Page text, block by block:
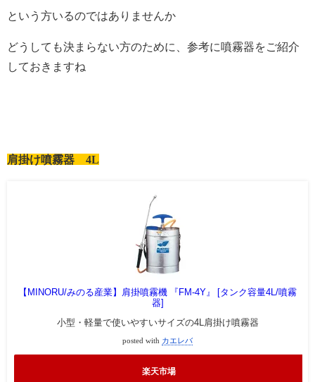
という方いるのではありませんか
どうしても決まらない方のために、参考に噴霧器をご紹介
しておきますね
肩掛け噴霧器 4L
【MINORU/みのる産業】肩掛噴霧機 『FM-4Y』 [タンク容量4L/噴霧
器]
小型・軽量で使いやすいサイズの4L肩掛け噴霧器
posted with カエレバ
楽天市場